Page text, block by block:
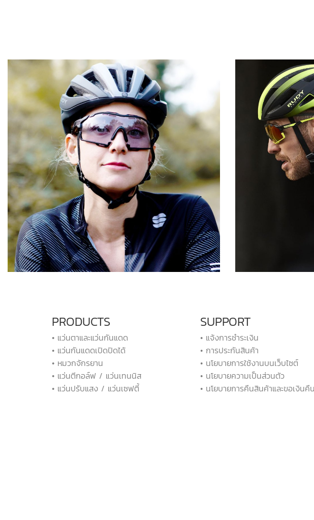
PRODUCTS
• แว่นตาและแว่นกันแดด
• แว่นกันแดดเปิดปิดได้
• หมวกจักรยาน
• แว่นตีกอล์ฟ / แว่นเทนนิส
• แว่นปรับแสง / แว่นเซฟตี้
SUPPORT
• แจ้งการชำระเงิน
• การประกันสินค้า
• นโยบายการใช้งานบนเว็บไซต์
• นโยบายความเป็นส่วนตัว
• นโยบายการคืนสินค้าและขอเงินคืน